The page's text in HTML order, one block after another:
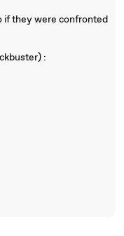
if they were confronted
: